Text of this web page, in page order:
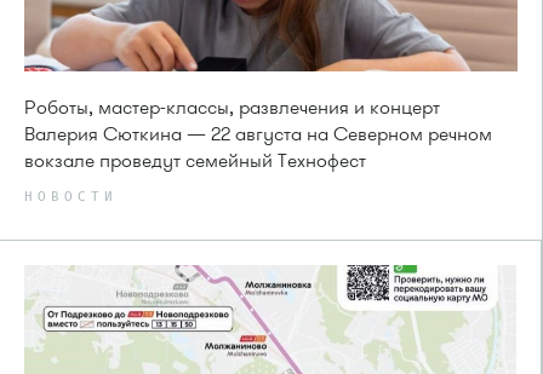
Роботы, мастер-классы, развлечения и концерт
Валерия Сюткина — 22 августа на Северном речном
вокзале проведут семейный Технофест
НОВОСТИ